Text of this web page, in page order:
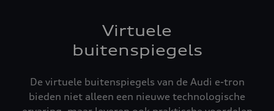
Virtuele
buitenspiegels
De virtuele buitenspiegels van de Audi e-tron
bieden niet alleen een nieuwe technologische